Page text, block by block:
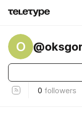
O
0 followers